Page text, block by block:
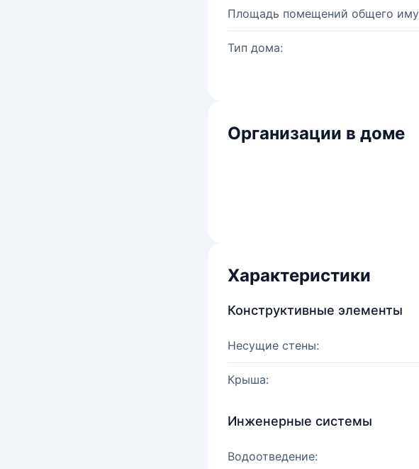
Площадь помещений общего
Тип дома:
Организации в доме
Характеристики
Конструктивные элементы
Несущие стены:
Крыша:
Инженерные системы
Водоотведение: